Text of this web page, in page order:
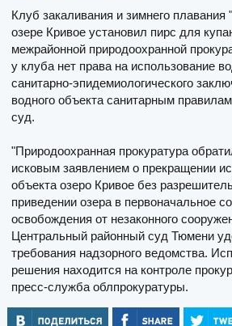
Клуб закаливания и зимнего
озере Кривое установил пирс для
межрайонной природоохранной
у клуба нет права на использование
санитарно-эпидемиологического
водного объекта санитарным
суд.
"Природоохранная прокуратура
исковым заявлением о прекращении
объекта озеро Кривое без
приведении озера в первоначальное
освобождения от незаконного
Центральный районный суд Тюмени
требования надзорного ведомства.
решения находится на контроле
пресс-служба облпрокуратуры.